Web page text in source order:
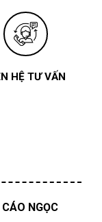
HỆ TƯ VẤN
NGỌC